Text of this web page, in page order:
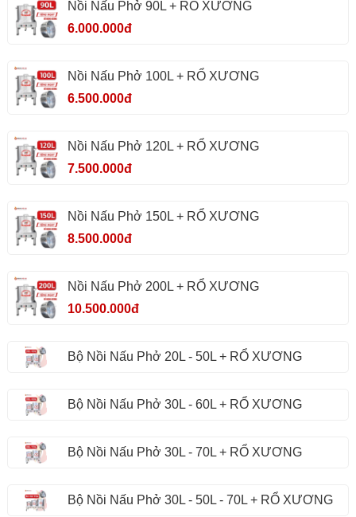
Nồi Nấu Phở 90L + RỔ XƯƠNG
6.000.000đ
Nồi Nấu Phở 100L + RỔ XƯƠNG
6.500.000đ
Nồi Nấu Phở 120L + RỔ XƯƠNG
7.500.000đ
Nồi Nấu Phở 150L + RỔ XƯƠNG
8.500.000đ
Nồi Nấu Phở 200L + RỔ XƯƠNG
10.500.000đ
Bộ Nồi Nấu Phở 20L - 50L + RỔ XƯƠNG
Bộ Nồi Nấu Phở 30L - 60L + RỔ XƯƠNG
Bộ Nồi Nấu Phở 30L - 70L + RỔ XƯƠNG
Bộ Nồi Nấu Phở 30L - 50L - 70L + RỔ XƯƠNG